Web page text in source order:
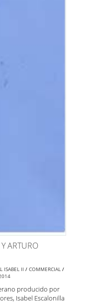
ARTURO
ISABEL II / COMMERCIAL /
producido por
Isabel Escalonilla